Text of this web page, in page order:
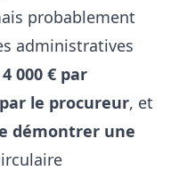
probablement
administratives
4 000 € par
le procureur, et
démontrer une